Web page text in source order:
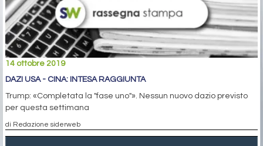
14 ottobre 2019
DAZI USA - CINA: INTESA RAGGIUNTA
Trump: «Completata la "fase uno"». Nessun nuovo dazio previsto
per questa settimana
di Redazione siderweb